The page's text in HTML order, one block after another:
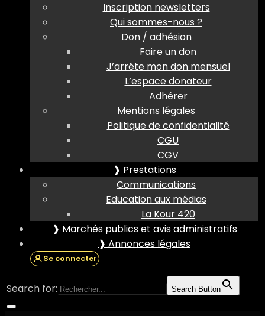
Inscription newsletters
Qui sommes-nous ?
Don / adhésion
Faire un don
J’arrête mon don mensuel
L’espace donateur
Adhérer
Mentions légales
Politique de confidentialité
CGU
CGV
❱ Prestations
Communications
Education aux médias
La Kour 420
❱ Marchés publics et avis administratifs
❱ Annonces légales
Se connecter
Search for: Search Button